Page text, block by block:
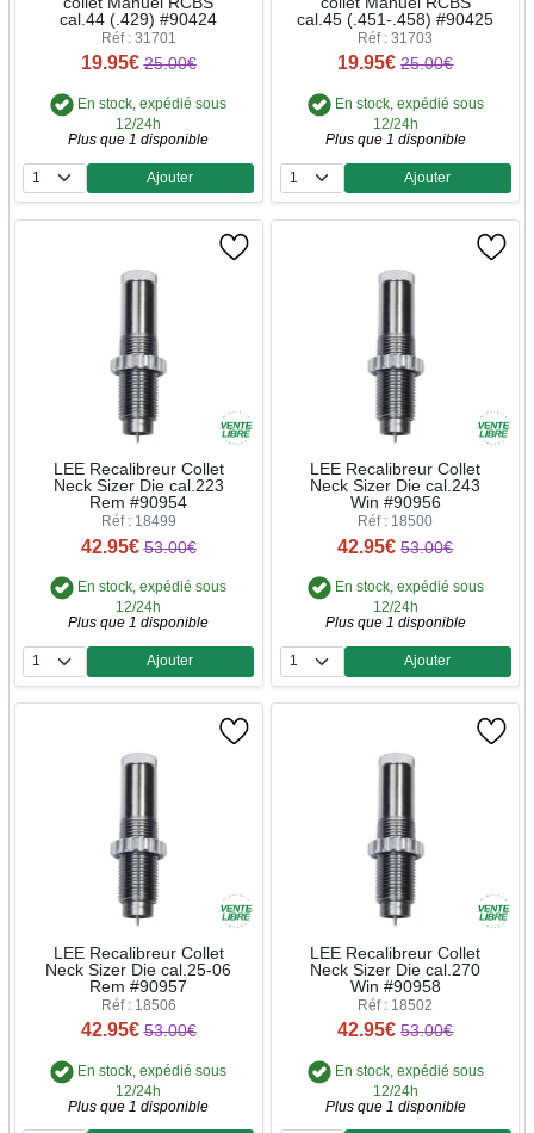
cal.44 (.429) #90424
Réf : 31701
19.95€ 25.00€
En stock, expédié sous
12/24h
Plus que 1 disponible
Quantité
Ajouter
cal.45 (.451-.458) #90425
Réf : 31703
19.95€ 25.00€
En stock, expédié sous
12/24h
Plus que 1 disponible
Quantité
Ajouter
LEE Recalibreur Collet
Neck Sizer Die cal.223
Rem #90954
Réf : 18499
42.95€ 53.00€
En stock, expédié sous
12/24h
Plus que 1 disponible
Quantité
Ajouter
LEE Recalibreur Collet
Neck Sizer Die cal.243
Win #90956
Réf : 18500
42.95€ 53.00€
En stock, expédié sous
12/24h
Plus que 1 disponible
Quantité
Ajouter
LEE Recalibreur Collet
Neck Sizer Die cal.25-06
Rem #90957
Réf : 18506
42.95€ 53.00€
En stock, expédié sous
12/24h
Plus que 1 disponible
LEE Recalibreur Collet
Neck Sizer Die cal.270
Win #90958
Réf : 18502
42.95€ 53.00€
En stock, expédié sous
12/24h
Plus que 1 disponible